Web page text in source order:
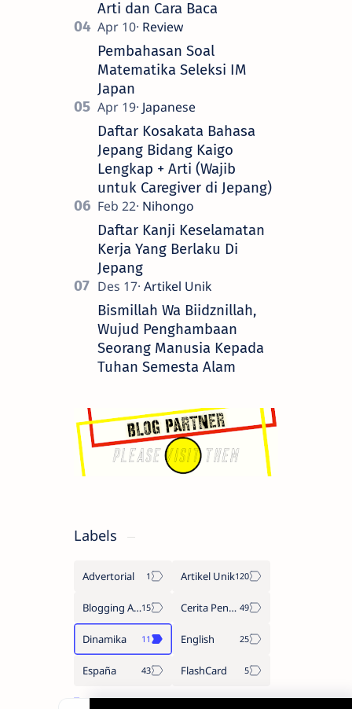
Arti dan Cara Baca
Pembahasan Soal
Matematika Seleksi IM
Japan
Daftar Kosakata Bahasa
Jepang Bidang Kaigo
Lengkap + Arti (Wajib
untuk Caregiver di Jepang)
Daftar Kanji Keselamatan
Kerja Yang Berlaku Di
Jepang
Bismillah Wa Biidznillah,
Wujud Penghambaan
Seorang Manusia Kepada
Tuhan Semesta Alam
Labels
Advertorial Artikel Unik
Blogging Adsense Cerita Penulis
Dinamika English
España FlashCard